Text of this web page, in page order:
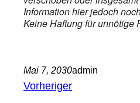
Information hier jedoch
Keine Haftung für unnötige
Mai 7, 2030admin
Vorheriger